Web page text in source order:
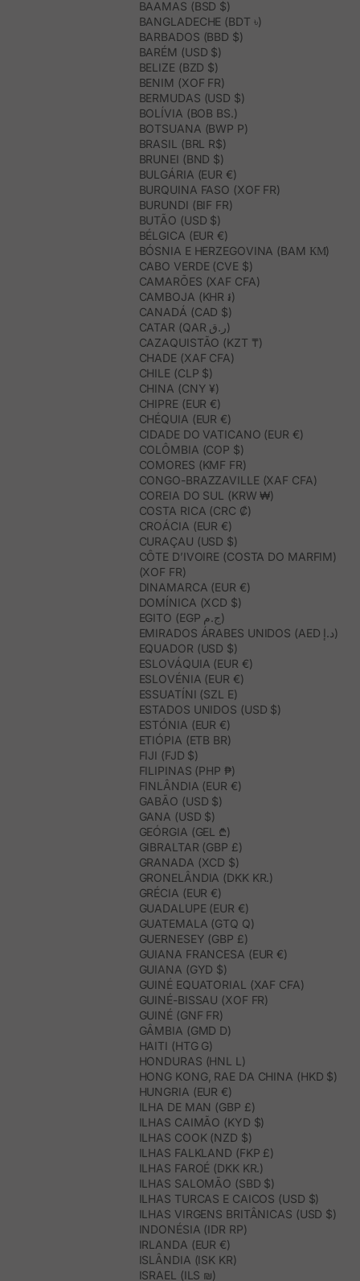
BAAMAS (BSD $)
BANGLADECHE (BDT ৳)
BARBADOS (BBD $)
BARÉM (USD $)
BELIZE (BZD $)
BENIM (XOF FR)
BERMUDAS (USD $)
BOLÍVIA (BOB BS.)
BOTSUANA (BWP P)
BRASIL (BRL R$)
BRUNEI (BND $)
BULGÁRIA (EUR €)
BURQUINA FASO (XOF FR)
BURUNDI (BIF FR)
BUTÃO (USD $)
BÉLGICA (EUR €)
BÓSNIA E HERZEGOVINA (BAM КМ)
CABO VERDE (CVE $)
CAMARÕES (XAF CFA)
CAMBOJA (KHR ៛)
CANADÁ (CAD $)
CATAR (QAR ر.ق)
CAZAQUISTÃO (KZT ₸)
CHADE (XAF CFA)
CHILE (CLP $)
CHINA (CNY ¥)
CHIPRE (EUR €)
CHÉQUIA (EUR €)
CIDADE DO VATICANO (EUR €)
COLÔMBIA (COP $)
COMORES (KMF FR)
CONGO-BRAZZAVILLE (XAF CFA)
COREIA DO SUL (KRW ₩)
COSTA RICA (CRC ₡)
CROÁCIA (EUR €)
CURAÇAU (USD $)
CÔTE D’IVOIRE (COSTA DO MARFIM)
(XOF FR)
DINAMARCA (EUR €)
DOMÍNICA (XCD $)
EGITO (EGP ج.م)
EMIRADOS ÁRABES UNIDOS (AED د.إ)
EQUADOR (USD $)
ESLOVÁQUIA (EUR €)
ESLOVÉNIA (EUR €)
ESSUATÍNI (SZL E)
ESTADOS UNIDOS (USD $)
ESTÓNIA (EUR €)
ETIÓPIA (ETB BR)
FIJI (FJD $)
FILIPINAS (PHP ₱)
FINLÂNDIA (EUR €)
GABÃO (USD $)
GANA (USD $)
GEÓRGIA (GEL ₾)
GIBRALTAR (GBP £)
GRANADA (XCD $)
GRONELÂNDIA (DKK KR.)
GRÉCIA (EUR €)
GUADALUPE (EUR €)
GUATEMALA (GTQ Q)
GUERNESEY (GBP £)
GUIANA FRANCESA (EUR €)
GUIANA (GYD $)
GUINÉ EQUATORIAL (XAF CFA)
GUINÉ-BISSAU (XOF FR)
GUINÉ (GNF FR)
GÂMBIA (GMD D)
HAITI (HTG G)
HONDURAS (HNL L)
HONG KONG, RAE DA CHINA (HKD $)
HUNGRIA (EUR €)
ILHA DE MAN (GBP £)
ILHAS CAIMÃO (KYD $)
ILHAS COOK (NZD $)
ILHAS FALKLAND (FKP £)
ILHAS FAROÉ (DKK KR.)
ILHAS SALOMÃO (SBD $)
ILHAS TURCAS E CAICOS (USD $)
ILHAS VIRGENS BRITÂNICAS (USD $)
INDONÉSIA (IDR RP)
IRLANDA (EUR €)
ISLÂNDIA (ISK KR)
ISRAEL (ILS ₪)